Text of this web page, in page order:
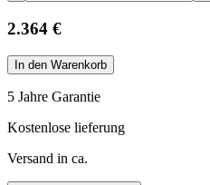
2.364 €
In den Warenkorb
5 Jahre Garantie
Kostenlose lieferung
Versand in ca.